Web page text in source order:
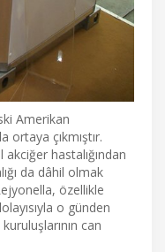
Amerikan
ortaya çıkmıştır.
hastalığından
da dâhil olmak
özellikle
o günden
can